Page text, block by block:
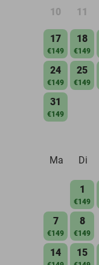
10 11
17
€149
18
€149
24
€149
25
€149
31
€149
Ma
Di
1
€149
7
€149
8
€149
14 15